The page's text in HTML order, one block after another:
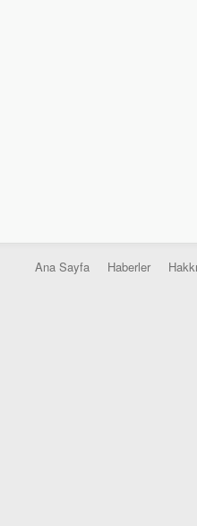
Ana Sayfa Haberler